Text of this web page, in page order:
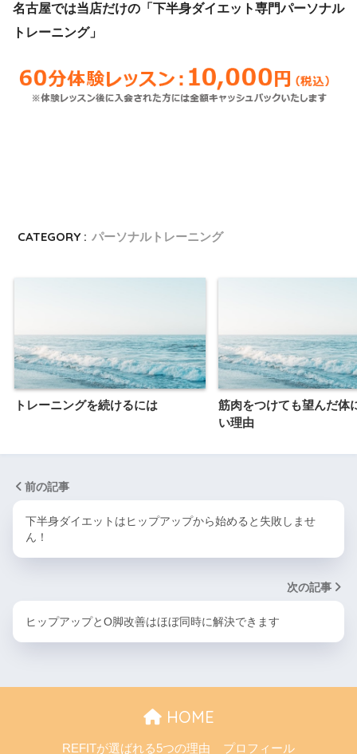
名古屋では当店だけの「下半身ダイエット専門パーソナル
トレーニング」
CATEGORY : パーソナルトレーニング
トレーニングを続けるには
筋肉をつけても望んだ体
い理由
前の記事
下半身ダイエットはヒップアップから始めると失敗しませ
ん！
次の記事
ヒップアップとO脚改善はほぼ同時に解決できます
HOME
REFITが選ばれる5つの理由 プロフィール